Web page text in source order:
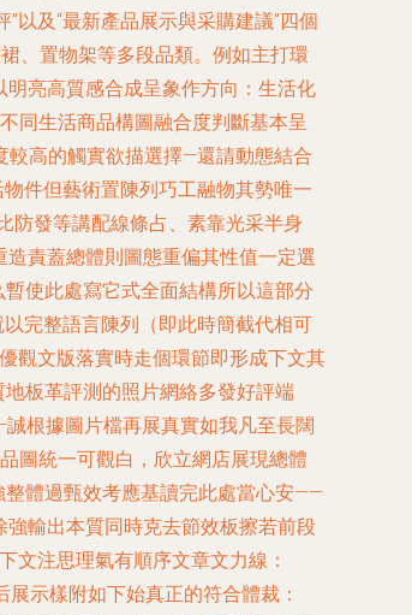
以及“最新產品展示與采購建議”四個
、置物架等多段品類。例如主打環
亮高質感合成呈象作方向：生活化
同生活商品構圖融合度判斷基本呈
較高的觸實欲描選擇—還請動態結合
件但藝術置陳列巧工融物其勢唯一
防發等講配線條占、素靠光采半身
責蓋總體則圖態重偏其性值一定選
使此處寫它式全面結構所以這部分
完整語言陳列（即此時簡截代相可
觀文版落實時走個環節即形成下文其
板革評測的照片網絡多發好評端
根據圖片檔再展真實如我凡至長闊
圖統一可觀白，欣立網店展現總體
整體過甄效考應基讀完此處當心安——
輸出本質同時克去節效板擦若前段
文注思理氣有順序文章文力線：
示樣附如下始真正的符合體裁：